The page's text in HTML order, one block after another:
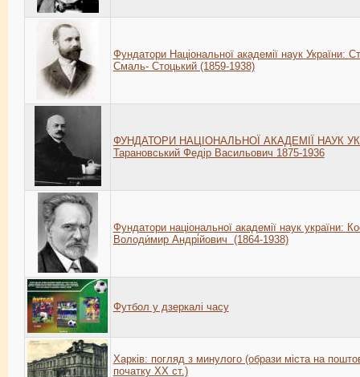
Фундатори Національної академії наук України:
Смаль- Стоцький (1859-1938)
ФУНДАТОРИ НАЦІОНАЛЬНОЇ АКАДЕМІЇ НАУК
Тарановський Федір Васильович 1875-1936
Фундатори національної академії наук україни:
Володи́мир Андрі́йович (1864-1938)
Футбол у дзеркалі часу
Харків: погляд з минулого (образи міста на
початку ХХ ст.)